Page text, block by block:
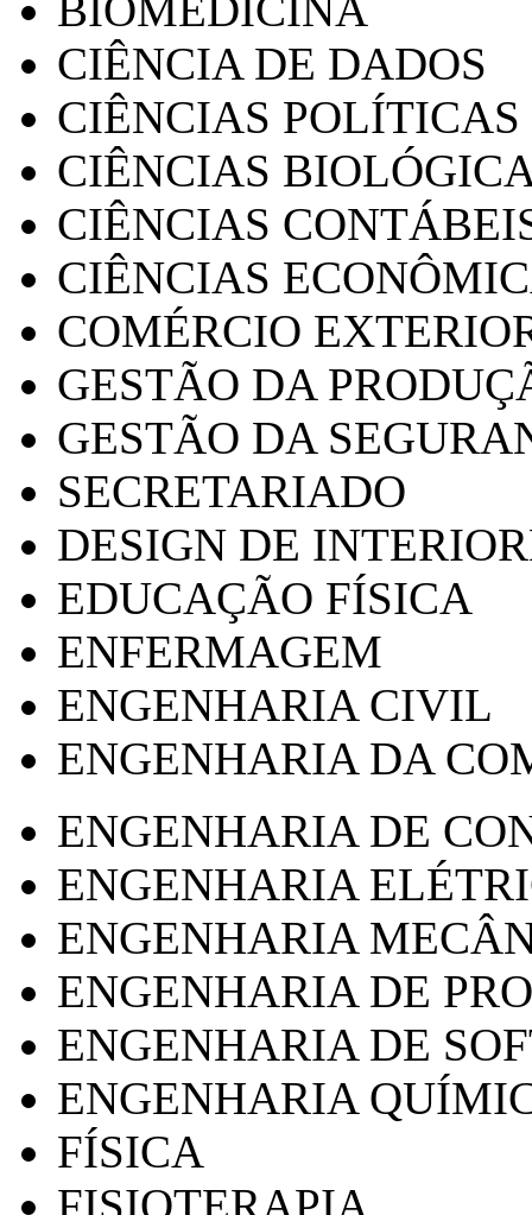
CIÊNCIA DE DADOS
CIÊNCIAS POLÍTICAS
CIÊNCIAS
CIÊNCIAS
CIÊNCIAS
COMÉRCIO
GESTÃO DA
GESTÃO DA
SECRETARIADO
DESIGN DE
EDUCAÇÃO FÍSICA
ENFERMAGEM
ENGENHARIA CIVIL
ENGENHARIA DA
ENGENHARIA DE
ENGENHARIA
ENGENHARIA
ENGENHARIA DE
ENGENHARIA DE
ENGENHARIA
FÍSICA
FISIOTERAPIA